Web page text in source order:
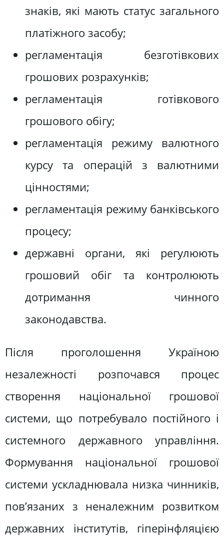
знаків, які мають статус загального
платіжного засобу;
регламентація безготівкових
грошових розрахунків;
регламентація готівкового
грошового обігу;
регламентація режиму валютного
курсу та операцій з валютними
цінностями;
регламентація режиму банківського
процесу;
державні органи, які регулюють
грошовий обіг та контролюють
дотримання чинного
законодавства.
Після проголошення Україною
незалежності розпочався процес
створення національної грошової
системи, що потребувало постійного і
системного державного управління.
Формування національної грошової
системи ускладнювала низка чинників,
пов’язаних з неналежним розвитком
державних інститутів, гіперінфляцією